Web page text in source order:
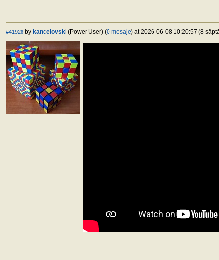
#41928 by kancelovski (Power User) (0 mesaje) at 2026-06-08 10:20:57 (8